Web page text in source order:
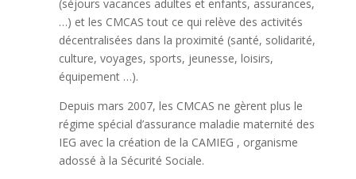
(séjours vacances adultes et enfants, assurances,
…) et les CMCAStout ce qui relève des activités
décentralisées dans la proximité (santé, solidarité,
culture, voyages, sports, jeunesse, loisirs,
équipement …).
Depuis mars 2007, les CMCAS ne gèrent plus le
régime spécial d’assurance maladie maternité des
IEG avec la création de la CAMIEG , organisme
adossé à la Sécurité Sociale.